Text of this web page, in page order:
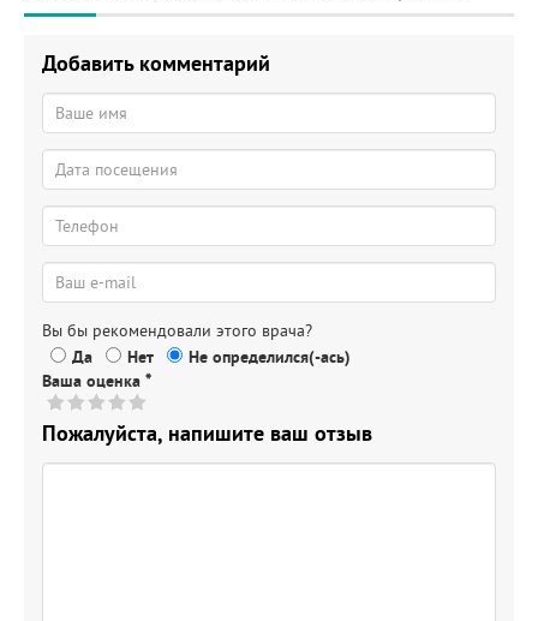
Добавить комментарий
Вы бы рекомендовали этого врача?
Да
Нет
Не определился(-ась)
Ваша оценка *
Пожалуйста, напишите ваш отзыв